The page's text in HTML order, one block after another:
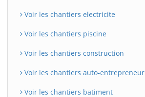
Voir les chantiers electricite
Voir les chantiers piscine
Voir les chantiers construction
Voir les chantiers auto-entrepreneur
Voir les chantiers batiment